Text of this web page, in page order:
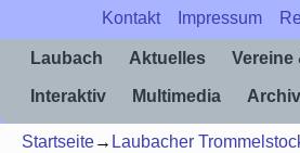
Kontakt Impressum
Laubach Aktuelles Vereine
Interaktiv Multimedia Archiv
Startseite→ Laubacher